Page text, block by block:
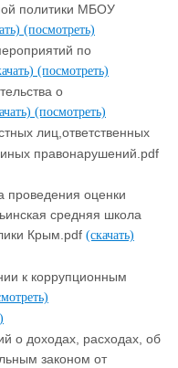
политики МБОУ
(посмотреть)
по
(посмотреть)
о
(посмотреть)
лиц,ответственных
правонарушений.pdf
проведения оценки
средняя школа
Крым.pdf (скачать)
к коррупционным
о доходах, расходах, об
законом от